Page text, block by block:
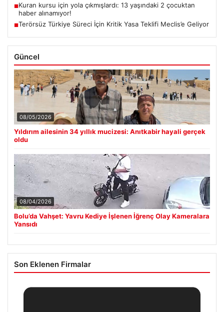
■Kuran kursu için yola çıkmışlardı: 13 yaşındaki 2 çocuktan
haber alınamıyor!
■Terörsüz Türkiye Süreci İçin Kritik Yasa Teklifi Meclis’e Geliyor
Güncel
08/05/2026
Yıldırım ailesinin 34 yıllık mucizesi: Anıtkabir hayali gerçek
oldu
08/04/2026
Bolu’da Vahşet: Yavru Kediye İşlenen İğrenç Olay Kameralara
Yansıdı
Son Eklenen Firmalar